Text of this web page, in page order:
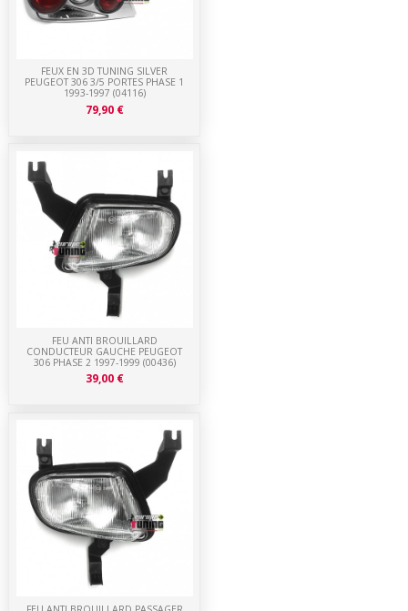
FEU ANTI BROUILLARD
CONDUCTEUR GAUCHE PEUGEOT
306 PHASE 2 1997-1999 (00436)
39,00 €
FEUX EN 3D TUNING SILVER
PEUGEOT 306 3/5 PORTES PHASE 1
1993-1997 (04116)
79,90 €